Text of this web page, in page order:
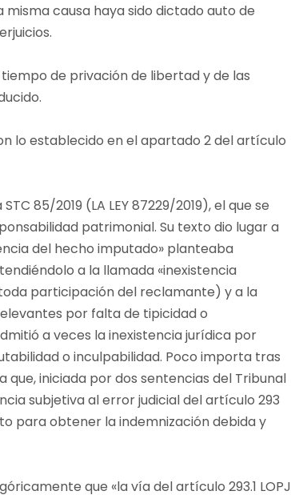
causa haya sido dictado auto de
de privación de libertad y de las
lo establecido en el apartado 2 del artículo
85/2019 (LA LEY 87229/2019), el que se
patrimonial. Su texto dio lugar a
del hecho imputado» planteaba
a la llamada «inexistencia
participación del reclamante) y a la
por falta de tipicidad o
a veces la inexistencia jurídica por
o inculpabilidad. Poco importa tras
que, iniciada por dos sentencias del Tribunal
subjetiva al error judicial del artículo 293
para obtener la indemnización debida y
que «la vía del artículo 293.1 LOPJ